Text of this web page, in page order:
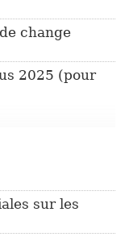
change
2025 (pour
sur les